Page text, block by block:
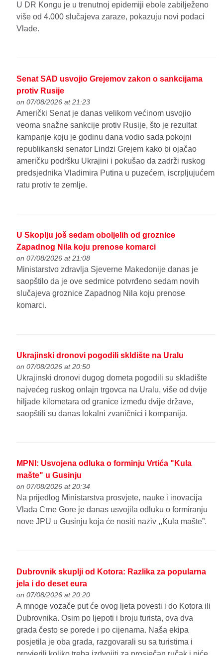
U DR Kongu je u trenutnoj epidemiji ebole zabilježeno
više od 4.000 slučajeva zaraze, pokazuju novi podaci
Vlade.
Senat SAD usvojio Grejemov zakon o sankcijama
protiv Rusije
on 07/08/2026 at 21:23
Američki Senat je danas velikom većinom usvojio
veoma snažne sankcije protiv Rusije, što je rezultat
kampanje koju je godinu dana vodio sada pokojni
republikanski senator Lindzi Grejem kako bi ojačao
američku podršku Ukrajini i pokušao da zadrži ruskog
predsjednika Vladimira Putina u puzećem, iscrpljujućem
ratu protiv te zemlje.
U Skoplju još sedam oboljelih od groznice
Zapadnog Nila koju prenose komarci
on 07/08/2026 at 21:08
Ministarstvo zdravlja Sjeverne Makedonije danas je
saopštilo da je ove sedmice potvrđeno sedam novih
slučajeva groznice Zapadnog Nila koju prenose
komarci.
Ukrajinski dronovi pogodili skldište na Uralu
on 07/08/2026 at 20:50
Ukrajinski dronovi dugog dometa pogodili su skladište
najvećeg ruskog onlajn trgovca na Uralu, više od dvije
hiljade kilometara od granice između dvije države,
saopštili su danas lokalni zvaničnici i kompanija.
MPNI: Usvojena odluka o forminju Vrtića "Kula
mašte" u Gusinju
on 07/08/2026 at 20:34
Na prijedlog Ministarstva prosvjete, nauke i inovacija
Vlada Crne Gore je danas usvojila odluku o formiranju
nove JPU u Gusinju koja će nositi naziv ,,Kula mašte”.
Dubrovnik skuplji od Kotora: Razlika za popularna
jela i do deset eura
on 07/08/2026 at 20:20
A mnoge vozače put će ovog ljeta povesti i do Kotora ili
Dubrovnika. Osim po ljepoti i broju turista, ova dva
grada često se porede i po cijenama. Naša ekipa
posjetila je oba grada, razgovarali su sa turistima i